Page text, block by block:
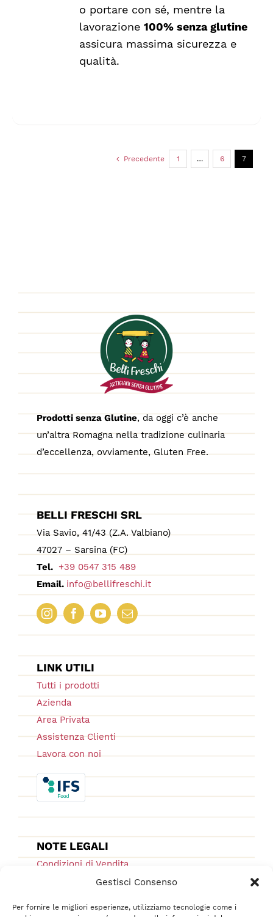
Gestisci Consenso
Per fornire le migliori esperienze, utilizziamo tecnologie come i
o portare con sé, mentre la
lavorazione100% senza glutine
assicura massima sicurezza e
qualità.
Precedente 1 … 6 7
Prodotti senza Glutine, da oggi c’è anche
un’altra Romagna nella tradizione culinaria
d’eccellenza, ovviamente, Gluten Free.
BELLI FRESCHI SRL
Via Savio, 41/43 (Z.A. Valbiano)
47027 – Sarsina (FC)
Tel. +39 0547 315 489
Email. info@bellifreschi.it
LINK UTILI
Tutti i prodotti
Azienda
Area Privata
Assistenza Clienti
Lavora con noi
NOTE LEGALI
Condizioni di Vendita
Ordini e Spedizioni